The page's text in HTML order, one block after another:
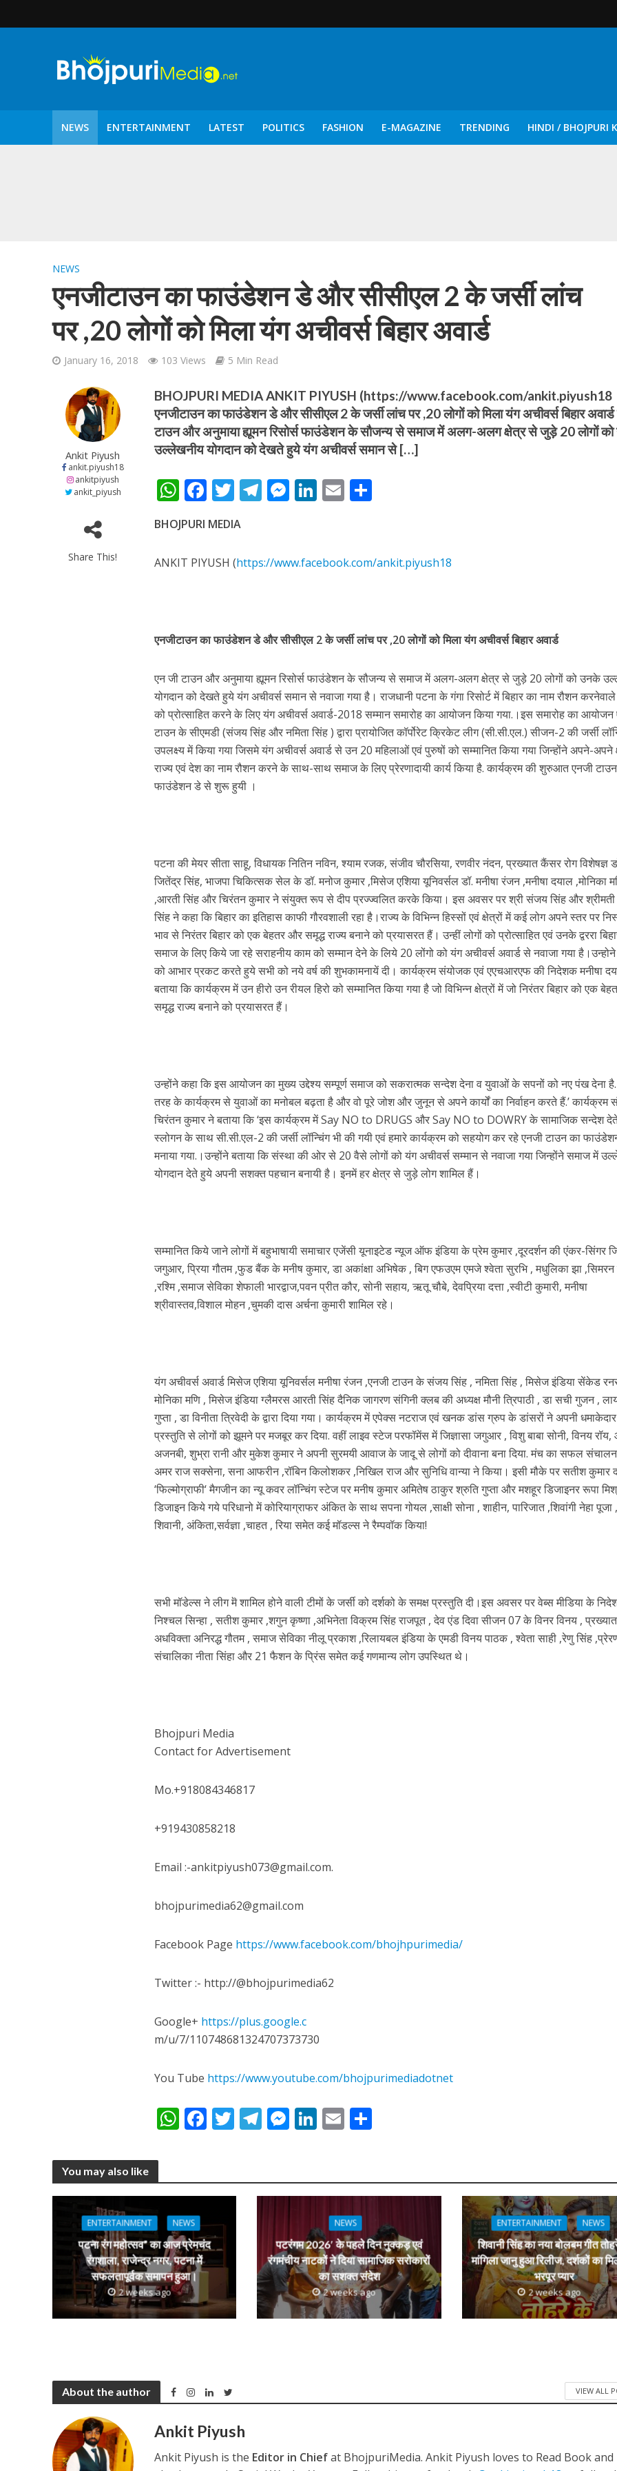
NEWS ENTERTAINMENT LATEST POLITICS FASHION E-MAGAZINE TRENDING HINDI / BHOJPURI
शिवानी सिंह का नया बोलबम गीत तोहरे के मांगिला जानु हुआ रिलीज, दर्शकों का मिल रहा भरपूर प्यार
पवन सिंह का बॉलीवुड में महाधमाका, ‘सिर्फ आपके’ की शूटिंग लखनऊ और भोपाल में हुई पूरी”
नेहा म्यूजिक वर्ल्ड पर रिलीज हुआ भोजपुरी गीत जिंदगी जियल छोड़ देहब, दर्शकों का मिल रहा भरपूर प्यार
साजिद नाडियाडवाला के साथ 25 वर्षों का सफर, अब ‘ओम गोल्डन फ्यूचर मूवीज़’ के साथ नई पारी शुरू करेंगे प्रेमचंद्र झा
कुलदीप कुमार की “गौरी शंकर की प्रेम कहानी” ने मचाया धमाल
‘शेल्टर होम’ के एक सीन ने तोड़ दिया दिव्या त्यागी का सब्र, कैमरा बंद होने के बाद भी नहीं थमे आंसू
अरविंद अकेला कल्लू के नए अंदाज़ ने मचाई धूम, ‘राउंड राउंड’ को मिल रहा दर्शकों का भरपूर प्यार
NEWS
एनजीटाउन का फाउंडेशन डे और सीसीएल 2 के जर्सी लांच
पर ,20 लोगों को मिला यंग अचीवर्स बिहार अवार्ड
January 16, 2018 103 Views 5 Min Read
Ankit Piyush
ankit.piyush18
ankitpiyush
ankit_piyush
Share This!
BHOJPURI MEDIA ANKIT PIYUSH (https://www.facebook.com/ankit.piyush18
एनजीटाउन का फाउंडेशन डे और सीसीएल 2 के जर्सी लांच पर ,20 लोगों को मिला यंग अचीवर्स बिहार
टाउन और अनुमाया ह्यूमन रिसोर्स फाउंडेशन के सौजन्य से समाज में अलग-अलग क्षेत्र से जुड़े 20 लोगों
उल्लेखनीय योगदान को देखते हुये यंग अचीवर्स समान से […]
W
h
at
s
F
ac
e
b
T
w
itt
er
T
gr
M
e
Li
e
E
l e
BHOJPURI MEDIA
ANKIT PIYUSH (https://www.facebook.com/ankit.piyush18
एनजीटाउन का फाउंडेशन डे और सीसीएल 2 के जर्सी लांच पर ,20 लोगों को मिला यंग अचीवर्स बिहार अवार्ड
एन जी टाउन और अनुमाया ह्यूमन रिसोर्स फाउंडेशन के सौजन्य से समाज में अलग-अलग क्षेत्र से जुड़े 20 लोगों को उनके
योगदान को देखते हुये यंग अचीवर्स समान से नवाजा गया है। राजधानी पटना के गंगा रिसोर्ट में बिहार का नाम रौशन
को प्रोत्साहित करने के लिए यंग अचीवर्स अवार्ड-2018 सम्मान समारोह का आयोजन किया गया.।इस समारोह का आयोजन
टाउन के सीएमडी (संजय सिंह और नमिता सिंह ) द्वारा प्रायोजित कॉर्पोरेट क्रिकेट लीग (सी.सी.एल.) सीजन-2 की जर्सी
उपलक्ष्य में किया गया जिसमे यंग अचीवर्स अवार्ड से उन 20 महिलाओं एवं पुरुषों को सम्मानित किया गया जिन्होंने अपने-अपने
राज्य एवं देश का नाम रौशन करने के साथ-साथ समाज के लिए प्रेरणादायी कार्य किया है. कार्यक्रम की शुरुआत एनजी
फाउंडेशन डे से शुरू हुयी ।
पटना की मेयर सीता साहू, विधायक नितिन नविन, श्याम रजक, संजीव चौरसिया, रणवीर नंदन, प्रख्यात कैंसर रोग विशेषज्ञ
जितेंद्र सिंह, भाजपा चिकित्सक सेल के डॉ. मनोज कुमार ,मिसेज एशिया यूनिवर्सल डॉ. मनीषा रंजन ,मनीषा दयाल ,मोनिका
,आरती सिंह और चिरंतन कुमार ने संयुक्त रूप से दीप प्रज्ज्वलित करके किया। इस अवसर पर श्री संजय सिंह और श्रीमती
सिंह ने कहा कि बिहार का इतिहास काफी गौरवशाली रहा है।राज्य के विभिन्न हिस्सों एवं क्षेत्रों में कई लोग अपने स्तर पर
भाव से निरंतर बिहार को एक बेहतर और समृद्ध राज्य बनाने को प्रयासरत हैं। उन्हीं लोगों को प्रोत्साहित एवं उनके द्वररा
समाज के लिए किये जा रहे सराहनीय काम को सम्मान देने के लिये 20 लोंगो को यंग अचीवर्स अवार्ड से नवाजा गया है।उन्होने
को आभार प्रकट करते हुये सभी को नये वर्ष की शुभकामनायें दी। कार्यक्रम संयोजक एवं एएचआरएफ की निदेशक मनीषा
बताया कि कार्यक्रम में उन हीरो उन रीयल हिरो को सम्मानित किया गया है जो विभिन्न क्षेत्रों में जो निरंतर बिहार को एक
समृद्ध राज्य बनाने को प्रयासरत हैं।
उन्होंने कहा कि इस आयोजन का मुख्य उद्देश्य सम्पूर्ण समाज को सकरात्मक सन्देश देना व युवाओं के सपनों को नए पंख देना
तरह के कार्यक्रम से युवाओं का मनोबल बढ़ता है और वो पूरे जोश और जुनून से अपने कार्यों का निर्वाहन करते हैं.’ कार्यक्रम
चिरंतन कुमार ने बताया कि ‘इस कार्यक्रम में Say NO to DRUGS और Say NO to DOWRY के सामाजिक सन्देश
स्लोगन के साथ सी.सी.एल-2 की जर्सी लॉन्चिंग भी की गयी एवं हमारे कार्यक्रम को सहयोग कर रहे एनजी टाउन का
मनाया गया.।उन्होंने बताया कि संस्था की ओर से 20 वैसे लोगों को यंग अचीवर्स सम्मान से नवाजा गया जिन्होंने समाज में
योगदान देते हुये अपनी सशक्त पहचान बनायी है। इनमें हर क्षेत्र से जुड़े लोग शामिल हैं।
सम्मानित किये जाने लोगों में बहुभाषायी समाचार एजेंसी यूनाइटेड न्यूज ऑफ इंडिया के प्रेम कुमार ,दूरदर्शन की एंकर-सिंगर
जगुआर, प्रिया गौतम ,फुड बैंक के मनीष कुमार, डा अकांक्षा अभिषेक , बिग एफउएम एमजे श्वेता सुरभि , मधुलिका झा ,सिमरन
,रश्मि ,समाज सेविका शेफाली भारद्वाज,पवन प्रीत कौर, सोनी सहाय, ऋतू चौबे, देवप्रिया दत्ता ,स्वीटी कुमारी, मनीषा
श्रीवास्तव,विशाल मोहन ,चुमकी दास अर्चना कुमारी शामिल रहे।
यंग अचीवर्स अवार्ड मिसेज एशिया यूनिवर्सल मनीषा रंजन ,एनजी टाउन के संजय सिंह , नमिता सिंह , मिसेज इंडिया सेंकेड
मोनिका मणि , मिसेज इंडिया ग्लैमरस आरती सिंह दैनिक जागरण संगिनी क्लब की अध्यक्ष मौनी त्रिपाठी , डा सची गुजन ,
गुप्ता , डा विनीता त्रिवेदी के द्वारा दिया गया। कार्यक्रम में एपेक्स नटराज एवं खनक डांस ग्रुप के डांसरों ने अपनी धमाकेदार
प्रस्तुति से लोगों को झूमने पर मजबूर कर दिया. वहीं लाइव स्टेज परफॉमेंस में जिज्ञासा जगुआर , विशु बाबा सोनी, विनय
अजनबी, शुभ्रा रानी और मुकेश कुमार ने अपनी सुरमयी आवाज के जादू से लोगों को दीवाना बना दिया. मंच का सफल
अमर राज सक्सेना, सना आफरीन ,रॉबिन किलोशकर ,निखिल राज और सुनिधि वान्या ने किया। इसी मौके पर सतीश कुमार
‘फिल्मोग्राफी‘ मैगजीन का न्यू कवर लॉन्चिंग स्टेज पर मनीष कुमार अमितेष ठाकुर श्रुति गुप्ता और मशहूर डिजाइनर रूपा
डिजाइन किये गये परिधानो में कोरियाग्राफर अंकित के साथ सपना गोयल ,साक्षी सोना , शाहीन, पारिजात ,शिवांगी नेहा पूजा
शिवानी, अंकिता,सर्वज्ञा ,चाहत , रिया समेत कई मॉडल्स ने रैम्पवॉक किया!
सभी मॉडेल्स ने लीग मॆ शामिल होने वाली टीमों के जर्सी को दर्शको के समक्ष प्रस्तुति दी।इस अवसर पर वेब्स मीडिया के
निश्चल सिन्हा , सतीश कुमार ,शगुन कृष्णा ,अभिनेता विक्रम सिंह राजपूत , देव एंड दिवा सीजन 07 के विनर विनय , प्रख्यात
अधविक्ता अनिरद्ध गौतम , समाज सेविका नीलू प्रकाश ,रिलायबल इंडिया के एमडी विनय पाठक , श्वेता साही ,रेणु सिंह
संचालिका नीता सिंहा और 21 फैशन के प्रिंस समेत कई गणमान्य लोग उपस्थित थे।
Bhojpuri Media
Contact for Advertisement
Mo.+918084346817
+919430858218
Email :-ankitpiyush073@gmail.com.
bhojpurimedia62@gmail.com
Facebook Page https://www.facebook.com/bhojhpurimedia/
Twitter :- http://@bhojpurimedia62
Google+ https://plus.google.c
m/u/7/110748681324707373730
You Tube https://www.youtube.com/bhojpurimediadotnet
W
s
p
p
F
b
o
k
T
er
T
gr
a
m
M
e
g
er
Li
e
n
E
l e
You may also like
ENTERTAINMENT NEWS
पटना रंग महोत्सव” का आज प्रेमचंद
रंगशाला, राजेन्द्र नगर, पटना में
सफलतापूर्वक समापन हुआ।
2 weeks ago
NEWS
पटरंगम 2026′ के पहले दिन नुक्कड़ एवं
रंगमंचीय नाटकों ने दिया सामाजिक सरोकारों
का सशक्त संदेश
2 weeks ago
ENTERTAINMENT NEWS
शिवानी सिंह का नया बोलबम गीत
मांगिला जानु हुआ रिलीज, दर्शकों का
भरपूर प्यार
2 weeks ago
About the author VIEW ALL
Ankit Piyush
Ankit Piyush is the Editor in Chiefat BhojpuriMedia. Ankit Piyush loves to Read Book and